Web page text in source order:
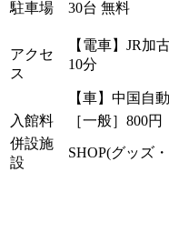
駐車場
30台 無料
アクセ
ス
【電車】JR加
10分
【車】中国自
入館料
［一般］800
併設施
設
SHOP(グッズ